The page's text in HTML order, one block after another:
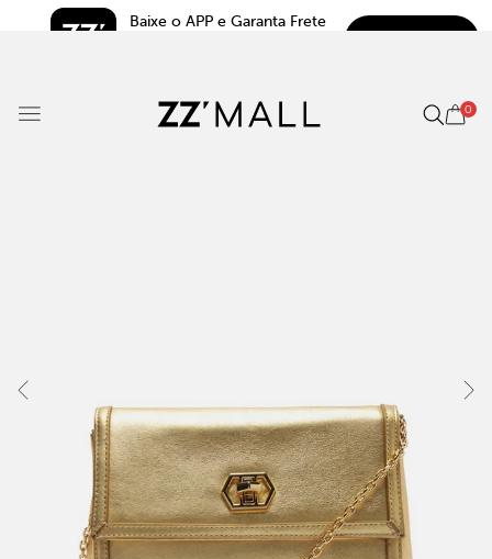
Baixe o APP e Garanta Frete
0